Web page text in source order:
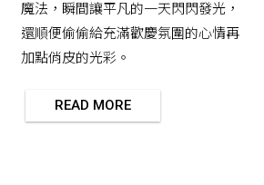
魔法，瞬間讓平凡的一天閃閃發光，
還順便偷偷給充滿歡慶氛圍的心情再
加點俏皮的光彩。
READ MORE